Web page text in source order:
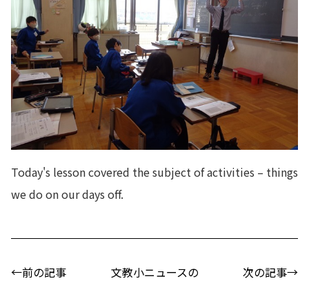
Today's lesson covered the subject of activities – things
we do on our days off.
←前の記事
文教小ニュースの
次の記事→